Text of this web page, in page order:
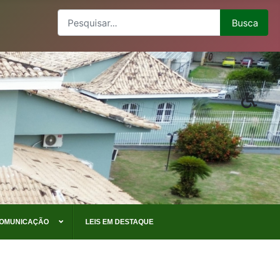
Busca
LEIS EM DESTAQUE